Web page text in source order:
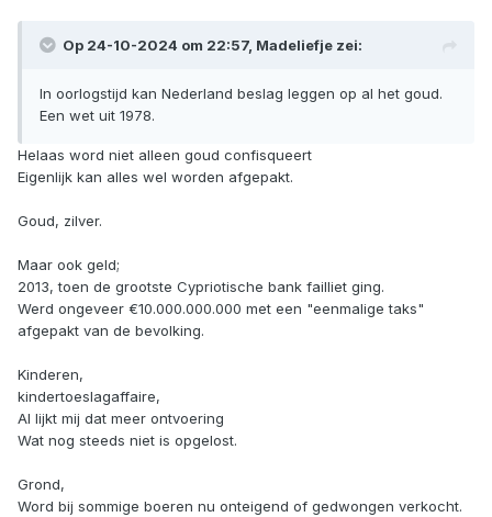
Op 24-10-2024 om 22:57, Madeliefje zei:
In oorlogstijd kan Nederland beslag leggen op al het goud.
Een wet uit 1978.
Helaas word niet alleen goud confisqueert
Eigenlijk kan alles wel worden afgepakt.
Goud, zilver.
Maar ook geld;
2013, toen de grootste Cypriotische bank failliet ging.
Werd ongeveer €10.000.000.000 met een "eenmalige taks"
afgepakt van de bevolking.
Kinderen,
kindertoeslagaffaire,
Al lijkt mij dat meer ontvoering
Wat nog steeds niet is opgelost.
Grond,
Word bij sommige boeren nu onteigend of gedwongen verkocht.